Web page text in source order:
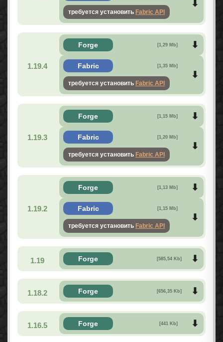
требуется установить Fabric API
1.19.4
Forge [1,29 Mb]
Fabric [1,35 Mb]
требуется установить Fabric API
1.19.3
Forge [1,15 Mb]
Fabric [1,20 Mb]
требуется установить Fabric API
1.19.2
Forge [1,13 Mb]
Fabric [1,15 Mb]
требуется установить Fabric API
1.19 Forge [585,54 Kb]
1.18.2 Forge [656,35 Kb]
1.16.5 Forge [441 Kb]